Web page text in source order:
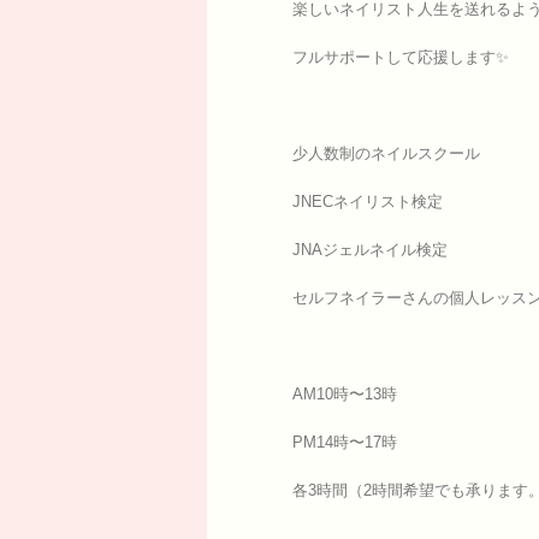
楽しいネイリスト人生を送れるよう
フルサポートして応援します✨
少人数制のネイルスクール
JNECネイリスト検定
JNAジェルネイル検定
セルフネイラーさんの個人レッス
AM10時〜13時
PM14時〜17時
各3時間（2時間希望でも承ります。